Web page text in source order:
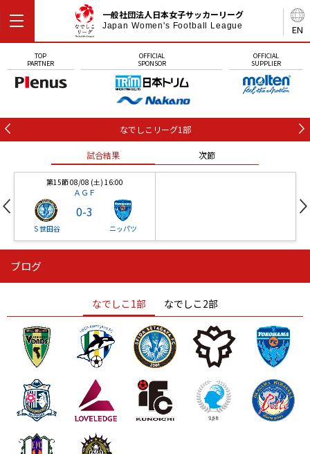
EN
一般社団法人日本女子サッカーリーグ
Japan Women's Football League
TOP
PARTNER
OFFICIAL
SPONSOR
OFFICIAL
SUPPLIER
なでしこリーグ1部
試合結果 次節
第15節 08/08 (土) 16:00
ＡＧＦ
Ｓ世田谷
0-3
ニッパツ
ニッパツ
ニッパツ 名古屋
石人の星
静岡 愛媛Ｌ
ブログ
なでしこ1部 なでしこ2部